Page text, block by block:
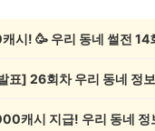
시! 🥳 우리 동네 썰전